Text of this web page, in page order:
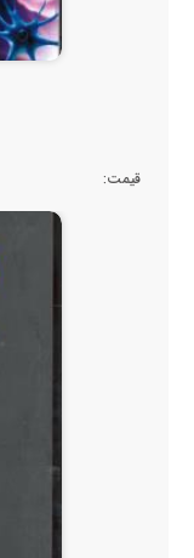
قیمت: